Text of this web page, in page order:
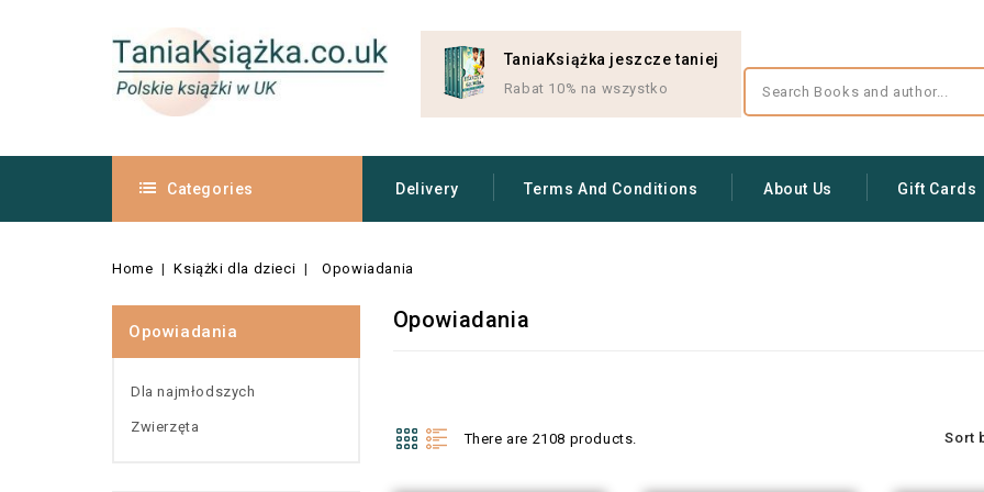
TaniaKsiążka jeszcze taniej
Rabat 10% na wszystko
Categories Delivery Terms And Conditions About Us Gift Cards
Home Książki dla dzieci Opowiadania
Opowiadania
Dla najmłodszych
Zwierzęta
Opowiadania
There are 2108 products. Sort